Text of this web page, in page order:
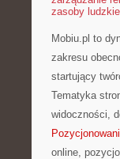
zasoby ludzkie
Mobiu.pl to
zakresu
startujący
Tematyka
widoczności,
online,